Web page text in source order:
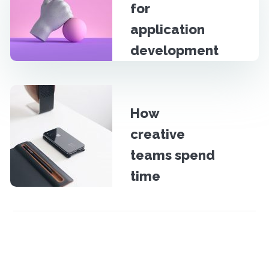
for
application
development
How
creative
teams spend
time